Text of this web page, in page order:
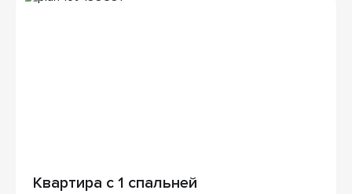
Квартира с 1 спальней